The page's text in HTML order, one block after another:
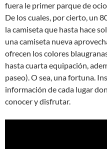
fuera le primer parque de
De los cuales, por cierto, un
la camiseta que hasta hace
una camiseta nueva
ofrecen los colores
hasta cuarta equipación,
paseo). O sea, una fortuna.
información de cada lugar
conocer y disfrutar.